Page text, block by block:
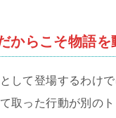
からこそ物語を
して登場するわけ
取った行動が別の